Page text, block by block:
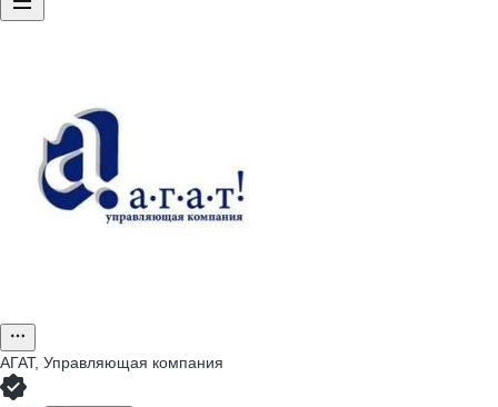
АГАТ, Управляющая компания